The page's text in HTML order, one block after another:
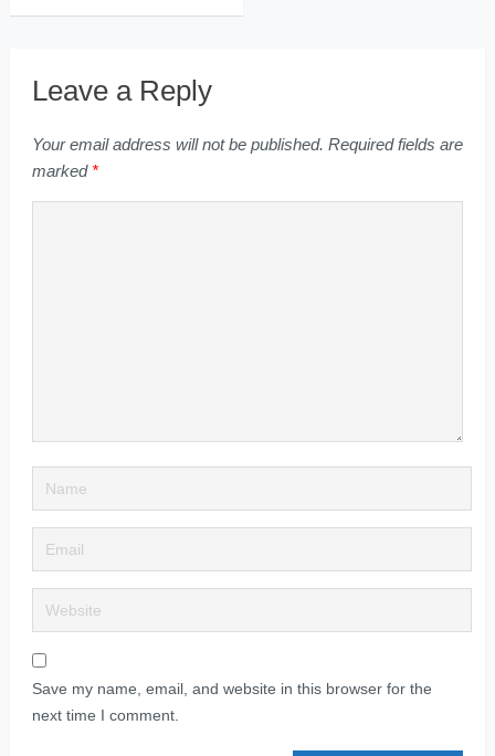
Leave a Reply
Your email address will not be published. Required fields are
marked *
Save my name, email, and website in this browser for the
next time I comment.